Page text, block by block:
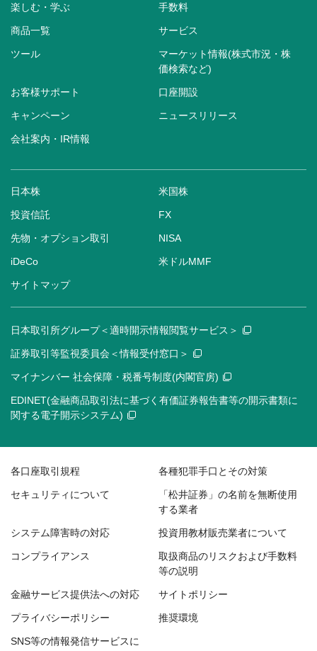
楽しむ・学ぶ 手数料
商品一覧 サービス
ツール
マーケット情報(株式市況・株
価検索など)
お客様サポート 口座開設
キャンペーン ニュースリリース
会社案内・IR情報
日本株 米国株
投資信託 FX
先物・オプション取引 NISA
iDeCo 米ドルMMF
サイトマップ
日本取引所グループ＜適時開示情報閲覧サービス＞
証券取引等監視委員会＜情報受付窓口＞
マイナンバー 社会保障・税番号制度(内閣官房)
EDINET(金融商品取引法に基づく有価証券報告書等の開示書類に
関する電子開示システム)
各口座取引規程 各種犯罪手口とその対策
セキュリティについて
「松井証券」の名前を無断使用
する業者
システム障害時の対応 投資用教材販売業者について
コンプライアンス
取扱商品のリスクおよび手数料
等の説明
金融サービス提供法への対応 サイトポリシー
プライバシーポリシー 推奨環境
SNS等の情報発信サービスに